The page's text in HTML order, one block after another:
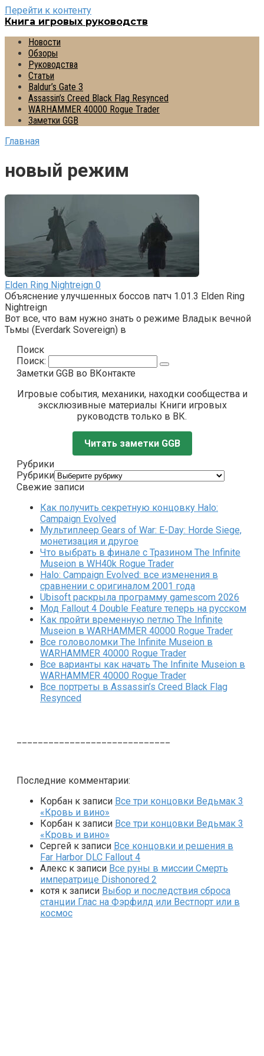
Перейти к контенту
Книга игровых руководств
Новости
Обзоры
Руководства
Статьи
Baldur’s Gate 3
Assassin’s Creed Black Flag Resynced
WARHAMMER 40000 Rogue Trader
Заметки GGB
Главная
новый режим
Elden Ring Nightreign 0
Объяснение улучшенных боссов патч 1.01.3 Elden Ring
Nightreign
Вот все, что вам нужно знать о режиме Владык вечной
Тьмы (Everdark Sovereign) в
Поиск
Поиск:
Заметки GGB во ВКонтакте
Игровые события, механики, находки сообщества и
эксклюзивные материалы Книги игровых
руководств только в ВК.
Читать заметки GGB
Рубрики
Рубрики
Свежие записи
Как получить секретную концовку Halo:
Campaign Evolved
Мультиплеер Gears of War: E-Day: Horde Siege,
монетизация и другое
Что выбрать в финале с Тразином The Infinite
Museion в WH40k Rogue Trader
Halo: Campaign Evolved: все изменения в
сравнении с оригиналом 2001 года
Ubisoft раскрыла программу gamescom 2026
Мод Fallout 4 Double Feature теперь на русском
Как пройти временную петлю The Infinite
Museion в WARHAMMER 40000 Rogue Trader
Все головоломки The Infinite Museion в
WARHAMMER 40000 Rogue Trader
Все варианты как начать The Infinite Museion в
WARHAMMER 40000 Rogue Trader
Все портреты в Assassin’s Creed Black Flag
Resynced
Последние комментарии:
Корбан к записи Все три концовки Ведьмак 3
«Кровь и вино»
Корбан к записи Все три концовки Ведьмак 3
«Кровь и вино»
Сергей к записи Все концовки и решения в
Far Harbor DLC Fallout 4
Алекс к записи Все руны в миссии Смерть
императрице Dishonored 2
котя к записи Выбор и последствия сброса
станции Глас на Фэрфилд или Вестпорт или в
космос